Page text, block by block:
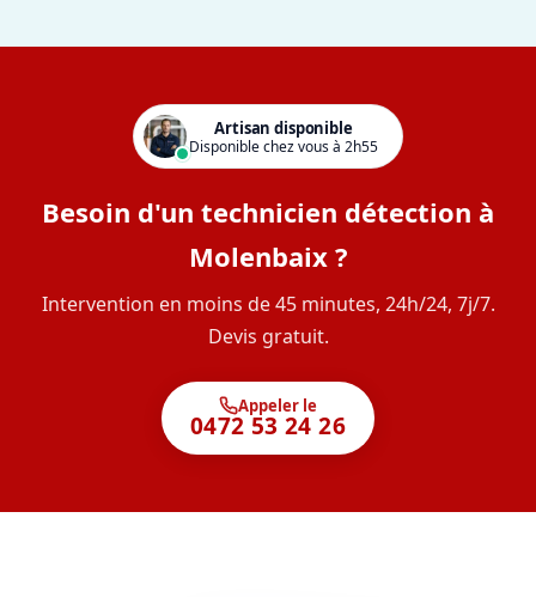
Artisan disponible
Disponible chez vous à 2h55
Besoin d'un technicien détection à
Molenbaix ?
Intervention en moins de 45 minutes, 24h/24, 7j/7.
Devis gratuit.
Appeler le
0472 53 24 26